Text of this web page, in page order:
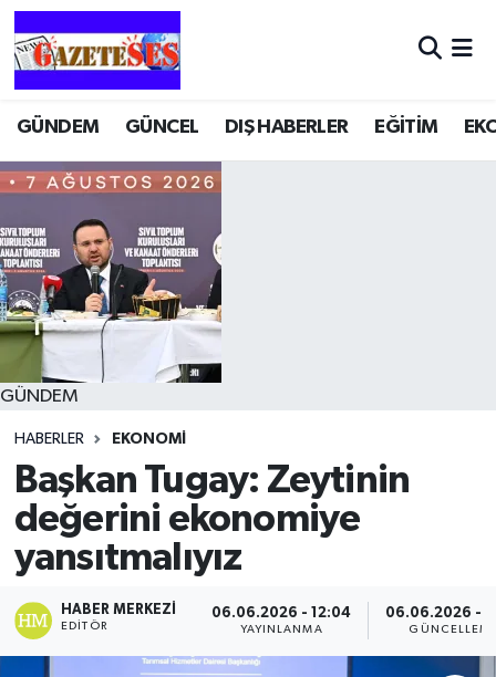
GÜNDEM GÜNCEL DIŞ HABERLER EĞİTİM
GÜNDEM
HABERLER EKONOMİ
Başkan Tugay: Zeytinin
değerini ekonomiye
yansıtmalıyız
HABER MERKEZI
EDITÖR
06.06.2026 - 12:04
YAYINLANMA
06.06.2026 -